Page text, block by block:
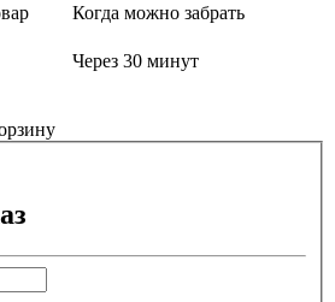
Когда можно забрать
Через 30 минут